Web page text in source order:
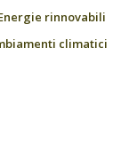
rinnovabili
climatici